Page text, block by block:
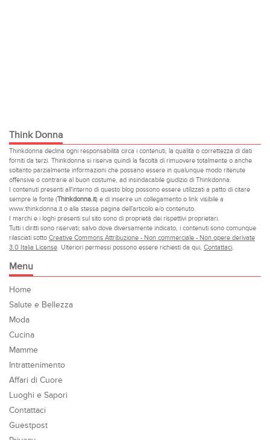
Think Donna
Thinkdonna declina ogni responsabilità circa i contenuti, la qualità o correttezza di dati
forniti da terzi. Thinkdonna si riserva quindi la facoltà di rimuovere totalmente o anche
soltanto parzialmente informazioni che possano essere in qualunque modo ritenute
offensive o contrarie al buon costume, ad insindacabile giudizio di Thinkdonna.
I contenuti presenti all'interno di questo blog possono essere utilizzati a patto di citare
sempre la fonte (Thinkdonna.it) e di inserire un collegamento o link visibile a
www.thinkdonna.it o alla stessa pagina dell'articolo e/o contenuto.
I marchi e i loghi presenti sul sito sono di proprietà dei rispettivi proprietari.
Tutti i diritti sono riservati; salvo dove diversamente indicato, i contenuti sono comunque
rilasciati sotto Creative Commons Attribuzione - Non commerciale - Non opere derivate
3.0 Italia License. Ulteriori permessi possono essere richiesti da qui, Contattaci.
Menu
Home
Salute e Bellezza
Moda
Cucina
Mamme
Intrattenimento
Affari di Cuore
Luoghi e Sapori
Contattaci
Guestpost